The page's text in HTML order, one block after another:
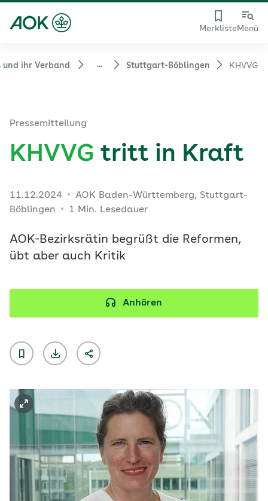
MerklisteMenü
und ihr Verband ... Stuttgart-Böblingen KHVVG
Pressemitteilung
KHVVG tritt in Kraft
11.12.2024
AOK Baden-Württemberg, Stuttgart-
Böblingen
1 Min. Lesedauer
AOK-Bezirksrätin begrüßt die Reformen,
übt aber auch Kritik
Anhören